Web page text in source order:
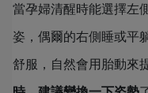
當孕婦清醒時能選擇左
姿，偶爾的右側睡或平
舒服，自然會用胎動來